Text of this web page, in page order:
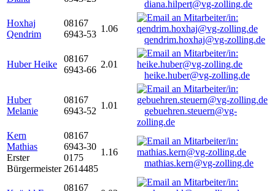
diana.hilpert@vg-zolling.de
Hoxhaj
Qendrim
08167
6943-53
1.06
qendrim.hoxhaj@vg-zolling.de
Huber Heike
08167
6943-66
2.01
heike.huber@vg-zolling.de
Huber
Melanie
08167
6943-52
1.01
gebuehren.steuern@vg-
zolling.de
Kern
Mathias
Erster
Bürgermeister
08167
6943-30
0175
2614485
1.16
mathias.kern@vg-zolling.de
08167